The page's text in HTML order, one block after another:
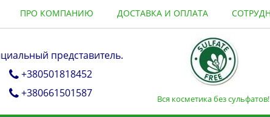
ПРО КОМПАНИЮ ДОСТАВКА И ОПЛАТА
представитель.
+380501818452
+380661501587
Вся косметика без сульфатов!